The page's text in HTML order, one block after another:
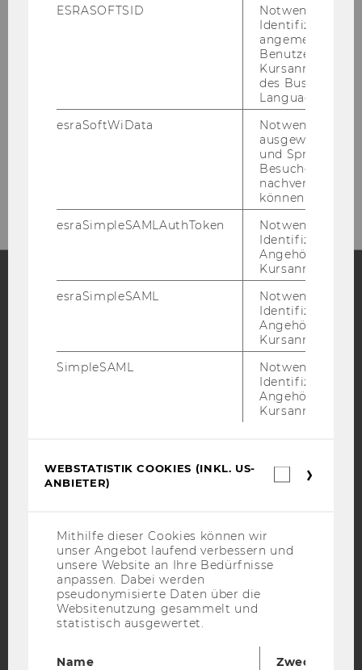
Blog
YouTube Bluesky
IMPRESSUM
DATENSCHUTZERKLÄRUNG SOCIAL MEDIA
DATENSCHUTZERKLÄRUNG
STUDIENBEWERBER*INNEN UND STUDIERENDE
COOKIE EINSTELLUNGEN
Barrierefreiheitserklärung
ESRASOFTSID
Notwendig zur
Identifizierung
angemeldeten
Benutzers im
des Business
Language
esraSoftWiData
Notwendig um
ausgewählte
und
Besuchers
nachverfolgen
können.
esraSimpleSAMLAuthToken
Notwendig zur
Identifizierung
Angehörige/r für
Kursanmeldung.
esraSimpleSAML
Notwendig zur
Identifizierung
Angehörige/r für
Kursanmeldung.
SimpleSAML
Notwendig zur
Identifizierung
Angehörige/r für
Kursanmeldung.
WEBSTATISTIK COOKIES (INKL. US-
ANBIETER)
Mithilfe dieser Cookies können wir
unser Angebot laufend verbessern und
unsere Website an Ihre Bedürfnisse
anpassen. Dabei werden
pseudonymisierte Daten über die
Websitenutzung gesammelt und
statistisch ausgewertet.
Name
Zweck